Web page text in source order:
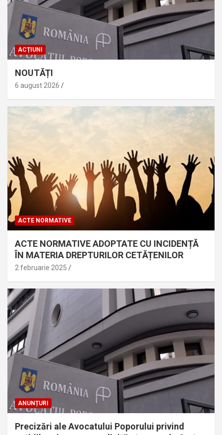
ACȚIUNI
NOUTĂȚI
6 august 2026
ACTE NORMATIVE
ACTE NORMATIVE ADOPTATE CU INCIDENȚĂ
ÎN MATERIA DREPTURILOR CETĂȚENILOR
2 februarie 2025
ANUNȚURI
Precizări ale Avocatului Poporului privind